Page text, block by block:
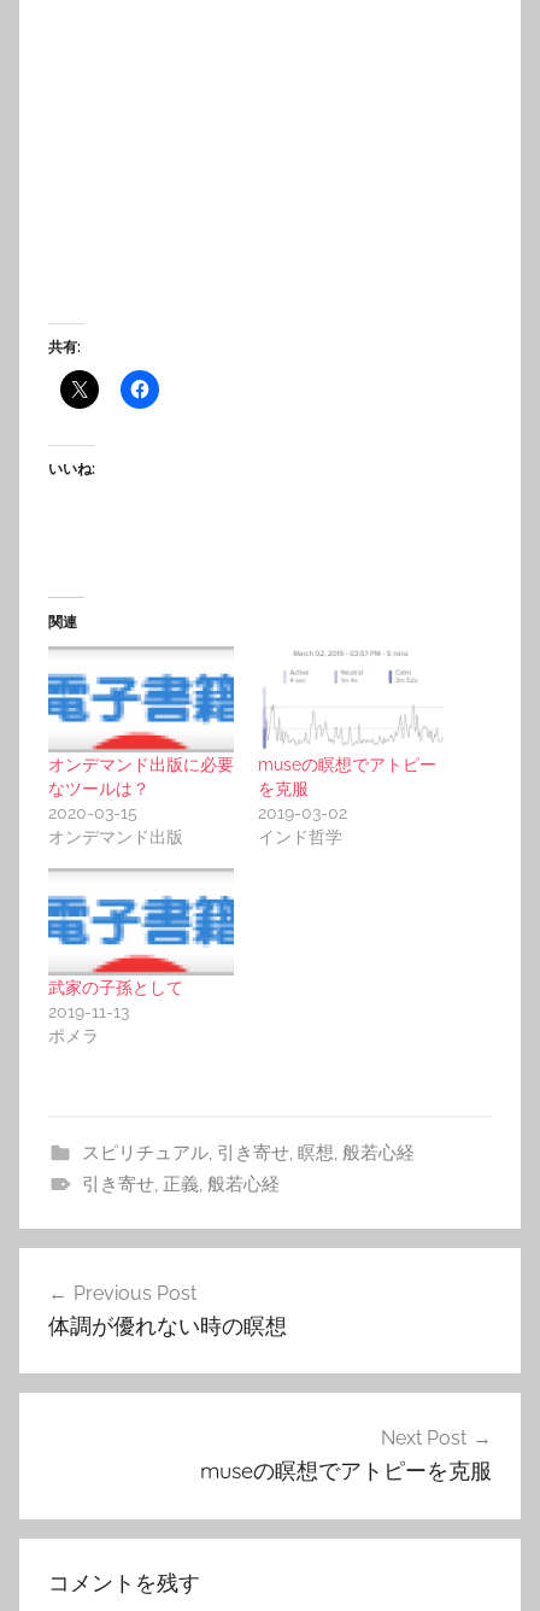
共有:
いいね:
関連
オンデマンド出版に必要
なツールは？
2020-03-15
オンデマンド出版
museの瞑想でアトピー
を克服
2019-03-02
インド哲学
武家の子孫として
2019-11-13
ポメラ
スピリチュアル, 引き寄せ, 瞑想 般若心経
引き寄せ, 正義, 般若心経
ビ
シ
Previous Post
体調が優れない時の瞑想
Next Post
museの瞑想でアトピーを克服
コメントを残す